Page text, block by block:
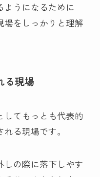
ようになるために
場をしっかりと理解
る現場
てもっとも代表的
る現場です。
しの際に落下しやす